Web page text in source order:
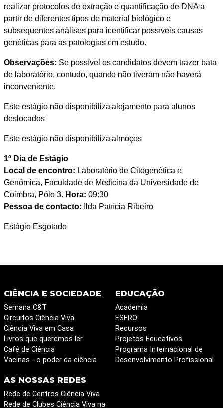
realizar protocolos de extração e quantificação de DNA a
partir de diferentes tipos de material biológico e
subsequentes análises para identificar possíveis causas
genéticas para as patologias em estudo.
Observações: Se possível os candidatos devem trazer bata
de laboratório, contudo, quando não tiveram não haverá
inconveniente.
Este estágio não disponibiliza alojamento para alunos
deslocados
Este estágio não disponibiliza almoços
1º Dia de Estágio
Local de encontro: Laboratório de Citogenética e
Genómica, Faculdade de Medicina da Universidade de
Coimbra, Pólo 3. Hora: 09:30
Pessoa de contacto: Ilda Patrícia Ribeiro
Estágio Esgotado
CIÊNCIA E SOCIEDADE
Semana C&T
Circuitos Ciência Viva
Ciência Viva em Casa
Livros que queremos ler
Café de Ciência
Vacinas - o poder da ciência
EDUCAÇÃO
Academia
ESERO
Recursos
Projetos Educativos
Programa Internacional de
Desenvolvimento Profissional
AS NOSSAS REDES
Rede de Centros Ciência Viva
Rede de Clubes Ciência Viva na